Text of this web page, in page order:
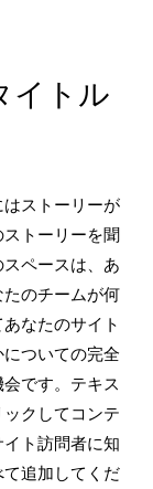
イトル
ストーリーが
トーリーを聞
ペースは、あ
のチームが何
なたのサイト
ついての完全
です。テキス
クしてコンテ
ト訪問者に知
追加してくだ